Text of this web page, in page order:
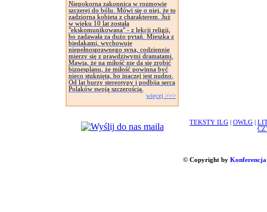
Niepokorna zakonnica w rozmowie
szczerej do bólu. Mówi się o niej, że to
zadziorna kobieta z charakterem. Już
w wieku 10 lat została
"ekskomunikowana" - z lekcji religii,
bo zadawała za dużo pytań. Mieszka z
biedakami, wychowuje
niepełnosprawnego syna, codziennie
mierzy się z prawdziwymi dramatami.
Mawia, że na miłość nie da się zrobić
biznesplanu, że miłość powinna być
nieco stuknięta, bo inaczej jest nudno.
Od lat burzy stereotypy i podbija serca
Polaków swoją szczerością.
więcej >>>
TEKSTY ILG OWLG
© Copyright by Konferencja